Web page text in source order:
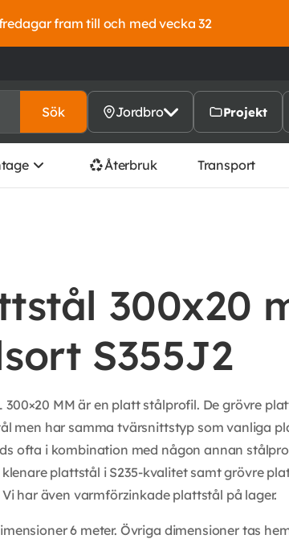
fram till och med vecka 32
Sök Jordbro Projekt
Återbruk Transport
300x20
S355J2
300×20 MM är en platt stålprofil. De grövre
men har samma tvärsnittstyp som vanliga
ofta i kombination med någon annan
plattstål i S235-kvalitet samt grövre
Vi har även varmförzinkade plattstål på lager.
6 meter. Övriga dimensioner tas